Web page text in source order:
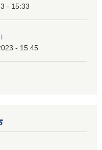
- 15:33
- 15:45